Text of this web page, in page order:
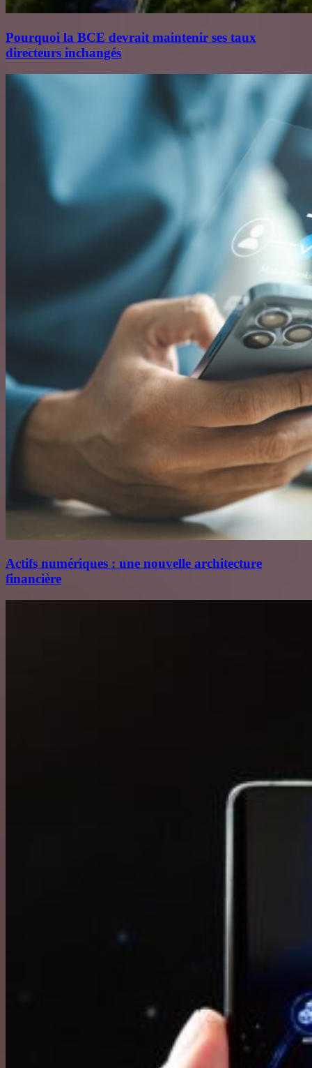
Pourquoi la BCE devrait maintenir ses taux
directeurs inchangés
Actifs numériques : une nouvelle architecture
financière